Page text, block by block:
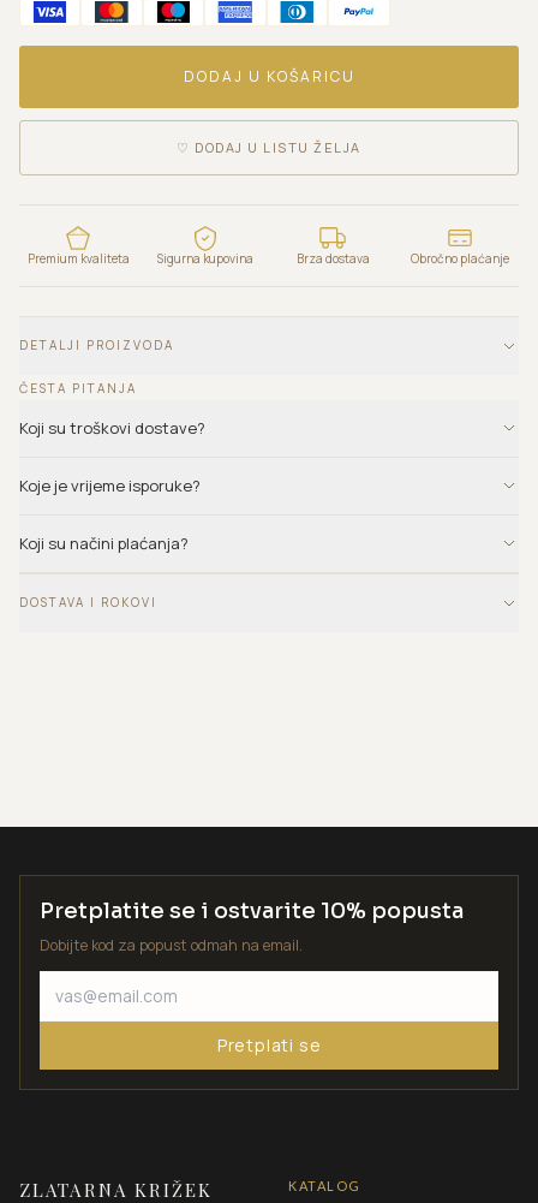
DODAJ U KOŠARICU
♡ DODAJ U LISTU ŽELJA
Premium kvaliteta Sigurna kupovina Brza dostava Obročno plaćanje
DETALJI PROIZVODA
ČESTA PITANJA
Koji su troškovi dostave?
Koje je vrijeme isporuke?
Koji su načini plaćanja?
DOSTAVA I ROKOVI
Pretplatite se i ostvarite 10% popusta
Dobijte kod za popust odmah na email.
Pretplati se
ZLATARNA KRIŽEK KATALOG